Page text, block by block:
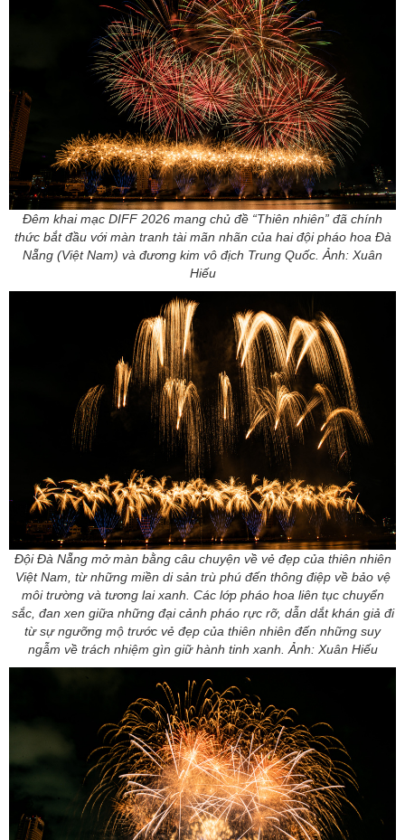
Đêm khai mạc DIFF 2026 mang chủ đề “Thiên nhiên” đã chính
thức bắt đầu với màn tranh tài mãn nhãn của hai đội pháo hoa Đà
Nẵng (Việt Nam) và đương kim vô địch Trung Quốc. Ảnh: Xuân
Hiếu
Đội Đà Nẵng mở màn bằng câu chuyện về vẻ đẹp của thiên nhiên
Việt Nam, từ những miền di sản trù phú đến thông điệp về bảo vệ
môi trường và tương lai xanh. Các lớp pháo hoa liên tục chuyển
sắc, đan xen giữa những đại cảnh pháo rực rỡ, dẫn dắt khán giả đi
từ sự ngưỡng mộ trước vẻ đẹp của thiên nhiên đến những suy
ngẫm về trách nhiệm gìn giữ hành tinh xanh. Ảnh: Xuân Hiếu